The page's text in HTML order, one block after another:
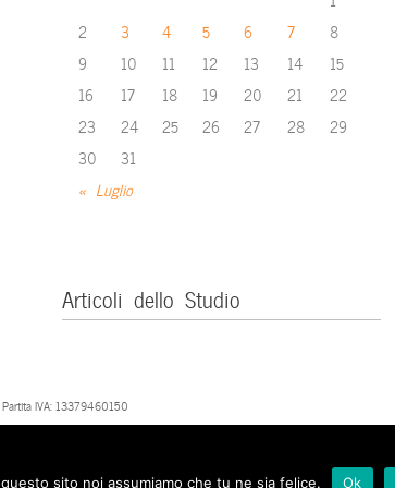
« Luglio
2
3 4 5 6 7
8
9
10 11 12 13 14
15
16
17 18 19 20 21
22
23
24 25 26 27 28
29
30
31
Articoli dello Studio
Partita IVA: 13379460150
sito noi assumiamo che tu ne sia felice. Ok